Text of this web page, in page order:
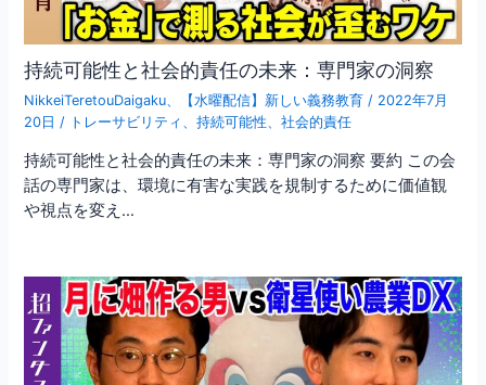
持続可能性と社会的責任の未来：専門家の洞察
NikkeiTeretouDaigaku 【水曜配信】新しい義務教育 / 2022年7月
20日 / トレーサビリティ 、持続可能性 、社会的責任
持続可能性と社会的責任の未来：専門家の洞察 要約 この会
話の専門家は、環境に有害な実践を規制するために価値観
や視点を変え…